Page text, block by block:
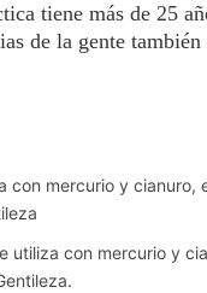
tiene más de 25
de la gente también
con mercurio y